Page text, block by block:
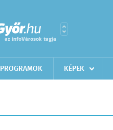
PROGRAMOK KÉPEK